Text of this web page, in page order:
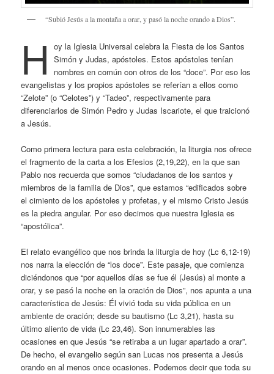
“Subió Jesús a la montaña a orar, y pasó la noche orando a Dios”.
H
oy la Iglesia Universal celebra la Fiesta de los Santos
Simón y Judas, apóstoles. Estos apóstoles tenían
nombres en común con otros de los “doce”. Por eso los
evangelistas y los propios apóstoles se referían a ellos como
“Zelote” (o “Celotes”) y “Tadeo”, respectivamente para
diferenciarlos de Simón Pedro y Judas Iscariote, el que traicionó
a Jesús.
Como primera lectura para esta celebración, la liturgia nos ofrece
el fragmento de la carta a los Efesios (2,19,22), en la que san
Pablo nos recuerda que somos “ciudadanos de los santos y
miembros de la familia de Dios”, que estamos “edificados sobre
el cimiento de los apóstoles y profetas, y el mismo Cristo Jesús
es la piedra angular. Por eso decimos que nuestra Iglesia es
“apostólica”.
El relato evangélico que nos brinda la liturgia de hoy (Lc 6,12-19)
nos narra la elección de “los doce”. Este pasaje, que comienza
diciéndonos que “por aquellos días se fue él (Jesús) al monte a
orar, y se pasó la noche en la oración de Dios”, nos apunta a una
característica de Jesús: Él vivió toda su vida pública en un
ambiente de oración; desde su bautismo (Lc 3,21), hasta su
último aliento de vida (Lc 23,46). Son innumerables las
ocasiones en que Jesús “se retiraba a un lugar apartado a orar”.
De hecho, el evangelio según san Lucas nos presenta a Jesús
orando en al menos once ocasiones. Podemos decir que toda su